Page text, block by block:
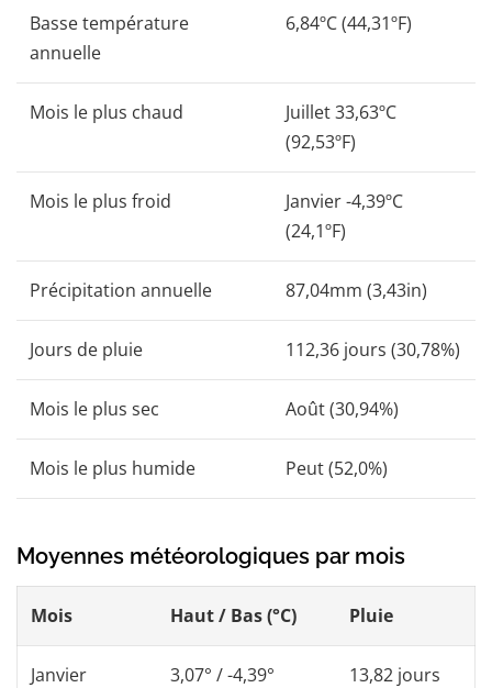
Basse température
annuelle
6,84ºC (44,31ºF)
Mois le plus chaud
Juillet 33,63ºC
(92,53ºF)
Mois le plus froid
Janvier -4,39ºC
(24,1ºF)
Précipitation annuelle 87,04mm (3,43in)
Jours de pluie 112,36 jours (30,78%)
Mois le plus sec Août (30,94%)
Mois le plus humide Peut (52,0%)
Moyennes météorologiques par mois
Mois Haut / Bas (°C) Pluie
Janvier 3,07° / -4,39° 13,82 jours